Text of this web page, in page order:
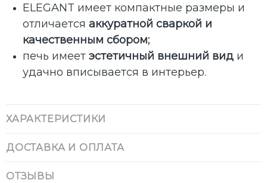
ELEGANT имеет компактные размеры и
отличается аккуратной сваркой и
качественным сбором;
печь имеет эстетичный внешний вид и
удачно вписывается в интерьер.
ХАРАКТЕРИСТИКИ
ДОСТАВКА И ОПЛАТА
ОТЗЫВЫ